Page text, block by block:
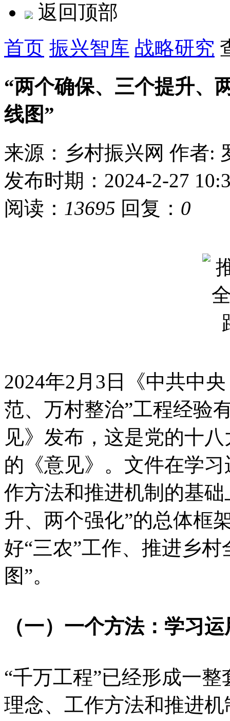
返回顶部
首页 振兴智库 战略研究
“两个确保、三个提升、
线图”
来源：乡村振兴网 作者:
发布时期：2024-2-27
阅读： 13695 回复： 0
2024年2月3日《中共中
范、万村整治”工程经验
见》发布，这是党的十
的《意见》。文件在学
作方法和推进机制的基
升、两个强化”的总体框
好“三农”工作、推进乡
图”。
（一）一个方法：学习
“千万工程”已经形成一
理念、工作方法和推进